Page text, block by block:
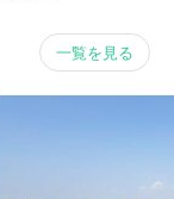
一覧を見る